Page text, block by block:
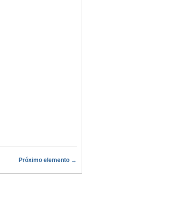
Próximo elemento →